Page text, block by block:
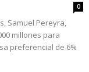
0
Samuel Pereyra,
millones para
preferencial de 6%